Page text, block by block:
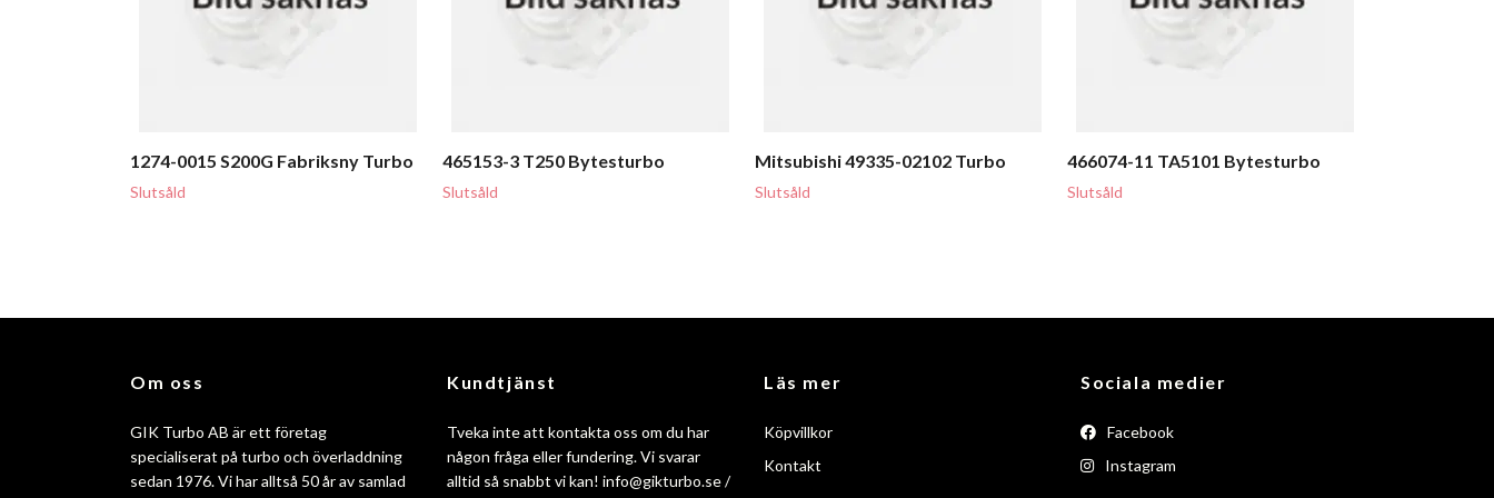
1274-0015 S200G Fabriksny Turbo
Slutsåld
465153-3 T250 Bytesturbo
Slutsåld
Mitsubishi 49335-02102 Turbo
Slutsåld
466074-11 TA5101 Bytesturbo
Slutsåld
Om oss
GIK Turbo AB är ett företag
specialiserat på turbo och överladdning
sedan 1976. Vi har alltså 50 år av samlad
Kundtjänst
Tveka inte att kontakta oss om du har
någon fråga eller fundering. Vi svarar
alltid så snabbt vi kan! info@gikturbo.se/
Läs mer
Köpvillkor
Kontakt
Sociala medier
Facebook
Instagram